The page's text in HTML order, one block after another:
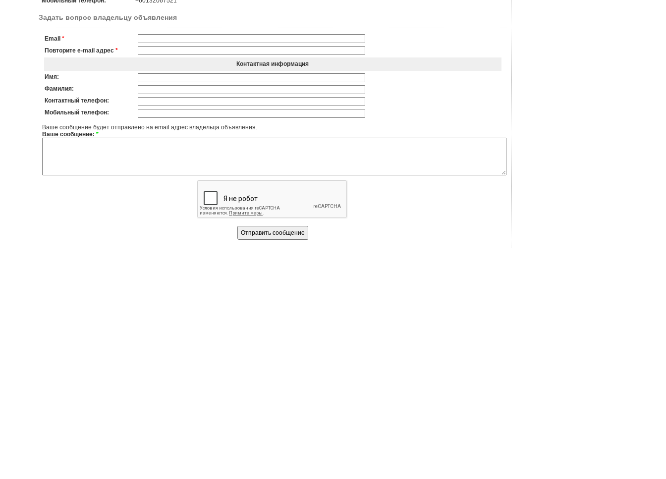
Задать вопрос владельцу объявления
Email *
Повторите e-mail адрес *
Контактная информация
Имя:
Фамилия:
Контактный телефон:
Мобильный телефон:
Ваше сообщение будет отправлено на email адрес владельца объявления.
Ваше сообщение: *